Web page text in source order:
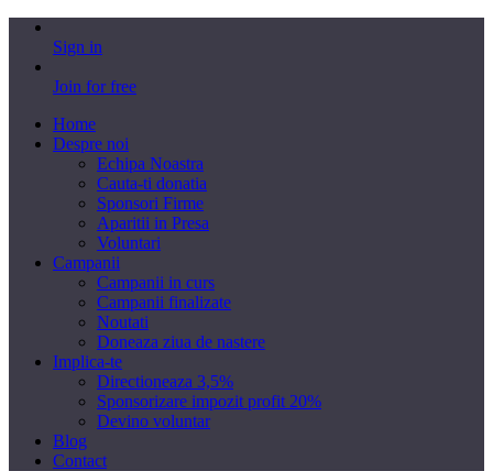
Sign in
Join for free
Home
Despre noi
Echipa Noastra
Cauta-ti donatia
Sponsori Firme
Aparitii in Presa
Voluntari
Campanii
Campanii in curs
Campanii finalizate
Noutati
Doneaza ziua de nastere
Implica-te
Directioneaza 3,5%
Sponsorizare impozit profit 20%
Devino voluntar
Blog
Contact